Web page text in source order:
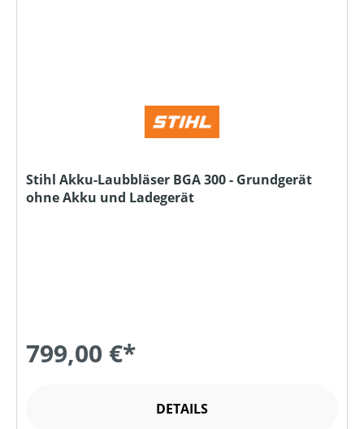
Stihl Akku-Laubbläser BGA 300 - Grundgerät
ohne Akku und Ladegerät
799,00 €*
DETAILS